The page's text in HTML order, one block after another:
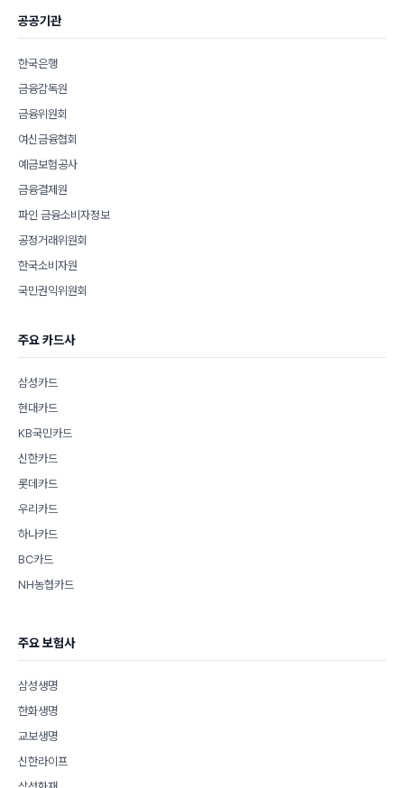
공공기관
한국은행
금융감독원
금융위원회
여신금융협회
예금보험공사
금융결제원
파인 금융소비자정보
공정거래위원회
한국소비자원
국민권익위원회
주요 카드사
삼성카드
현대카드
KB국민카드
신한카드
롯데카드
우리카드
하나카드
BC카드
NH농협카드
주요 보험사
삼성생명
한화생명
교보생명
신한라이프